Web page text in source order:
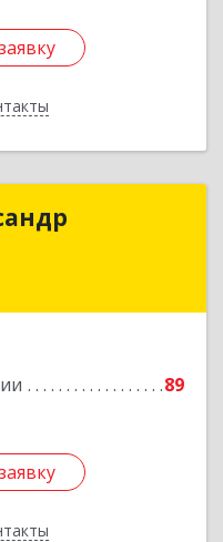
89
Александр
Подробнее